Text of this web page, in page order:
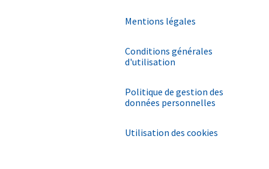
Mentions légales
Conditions générales
d'utilisation
Politique de gestion des
données personnelles
Utilisation des cookies